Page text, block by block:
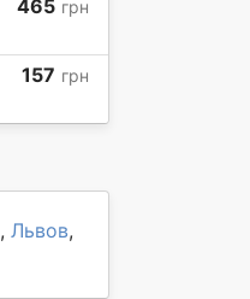
465 грн
157 грн
, Львов,